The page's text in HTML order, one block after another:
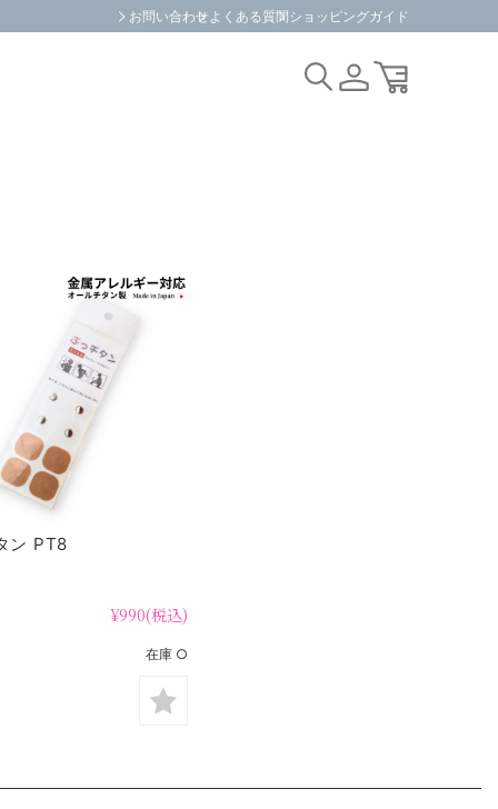
お問い合わせ よくある質問ショッピングガイド
ン PT8
¥990(税込)
在庫 ○